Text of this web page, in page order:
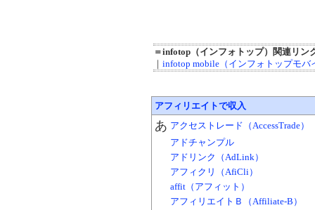
＝infotop（インフォトップ）関連リン
｜ infotop mobile（インフォトップモバ
アフィリエイトで収入
あ アクセストレード（AccessTrade）
アドチャンプル
アドリンク（AdLink）
アフィクリ（AfiCli）
affit（アフィット）
アフィリエイトＢ（Affiliate-B）